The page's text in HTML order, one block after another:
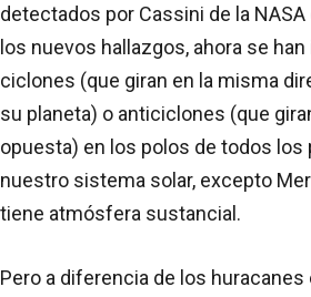
detectados por Cassini de la NASA
los nuevos hallazgos, ahora se
ciclones (que giran en la misma
su planeta) o anticiclones (que
opuesta) en los polos de todos los
nuestro sistema solar, excepto
tiene atmósfera sustancial.
Pero a diferencia de los huracanes